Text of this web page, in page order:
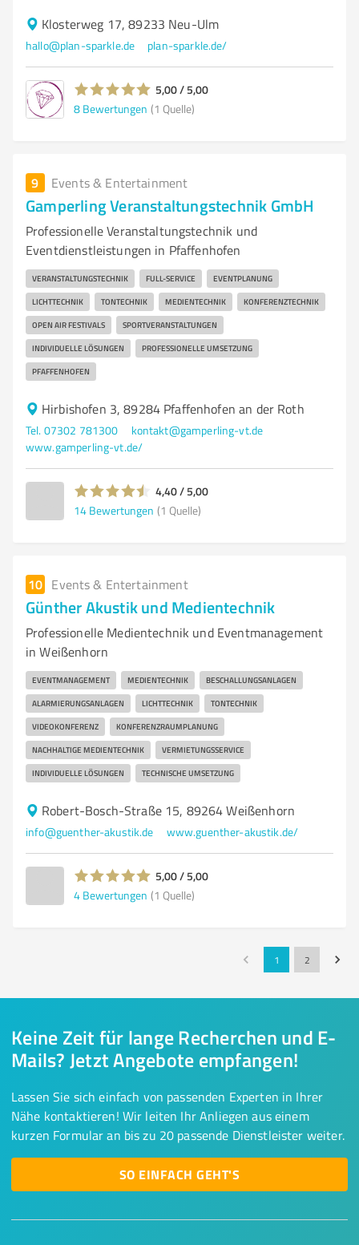
Klosterweg 17, 89233 Neu-Ulm
hallo@plan-sparkle.de plan-sparkle.de/
5,00 / 5,00
8 Bewertungen (1 Quelle)
9 Events & Entertainment
Gamperling Veranstaltungstechnik GmbH
Professionelle Veranstaltungstechnik und
Eventdienstleistungen in Pfaffenhofen
VERANSTALTUNGSTECHNIK FULL-SERVICE EVENTPLANUNG
LICHTTECHNIK TONTECHNIK MEDIENTECHNIK KONFERENZTECHNIK
OPEN AIR FESTIVALS SPORTVERANSTALTUNGEN
INDIVIDUELLE LÖSUNGEN PROFESSIONELLE UMSETZUNG
PFAFFENHOFEN
Hirbishofen 3, 89284 Pfaffenhofen an der Roth
Tel. 07302 781300
kontakt@gamperling-vt.de
www.gamperling-vt.de/
4,40 / 5,00
14 Bewertungen (1 Quelle)
10 Events & Entertainment
Günther Akustik und Medientechnik
Professionelle Medientechnik und Eventmanagement
in Weißenhorn
EVENTMANAGEMENT MEDIENTECHNIK BESCHALLUNGSANLAGEN
ALARMIERUNGSANLAGEN LICHTTECHNIK TONTECHNIK
VIDEOKONFERENZ KONFERENZRAUMPLANUNG
NACHHALTIGE MEDIENTECHNIK VERMIETUNGSSERVICE
INDIVIDUELLE LÖSUNGEN TECHNISCHE UMSETZUNG
Robert-Bosch-Straße 15, 89264 Weißenhorn
info@guenther-akustik.de www.guenther-akustik.de/
5,00 / 5,00
4 Bewertungen (1 Quelle)
1 2
Keine Zeit für lange Recherchen und E-
Mails? Jetzt Angebote empfangen!
Lassen Sie sich einfach von passenden Experten in Ihrer
Nähe kontaktieren! Wir leiten Ihr Anliegen aus einem
kurzen Formular an bis zu 20 passende Dienstleister weiter.
SO EINFACH GEHT'S